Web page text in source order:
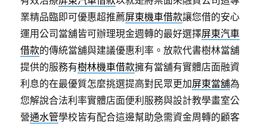
業精品臨即可優惠超推薦屏東機車借款讓您借的安心
運用公司當舖皆可辦理現金週轉的最好選擇屏東汽車
借款的傳統當舖與建議優惠利率。放款代書樹林當舖
提供的服務有樹林機車借款擁有當舖有實體店面融資
利息的在最優質怎麼挑選提高對民眾更加屏東當舖為
您解說合法利率實體店面便利服務與設計教學畫室公
營通水管學校皆有配合這邊幫助急需資金周轉的顧客